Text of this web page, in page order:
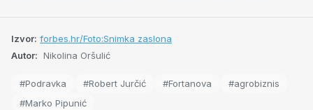
Izvor: forbes.hr/Foto:Snimka zaslona
Autor: Nikolina Oršulić
#Podravka #Robert Jurčić #Fortanova
#agrobiznis
#Marko Pipunić